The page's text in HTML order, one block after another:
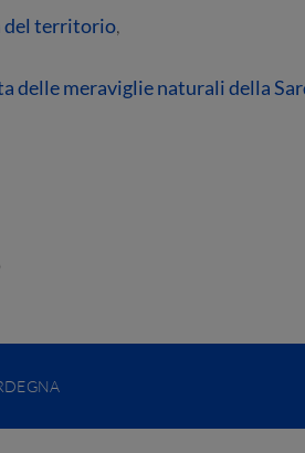
del territorio,
delle meraviglie naturali della